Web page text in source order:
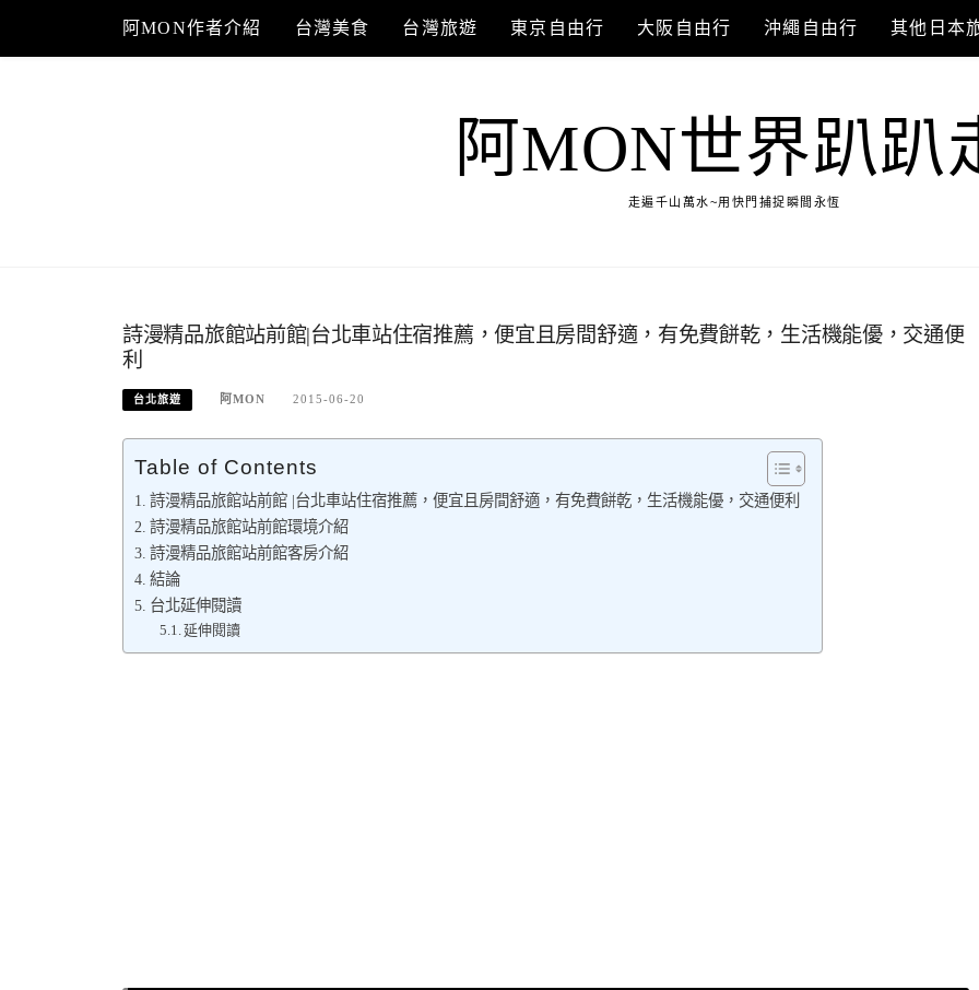
content
阿MON作者介紹 台灣美食 台灣旅遊 東京自由行 大阪自由行 沖繩自由行 其他日本
阿MON世界趴趴
走遍千山萬水~用快門捕捉瞬間永恆
詩漫精品旅館站前館|台北車站住宿推薦，便宜且房間舒適，有免費餅乾，生活機能優，交通便
利
台北旅遊 阿MON 2015-06-20
Table of Contents
詩漫精品旅館站前館 |台北車站住宿推薦，便宜且房間舒適，有免費餅乾，生活機能優，交通便利
詩漫精品旅館站前館環境介紹
詩漫精品旅館站前館客房介紹
結論
台北延伸閱讀
延伸閱讀